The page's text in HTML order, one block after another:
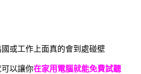
或工作上面真的會到處碰壁
以讓你在家用電腦就能免費試聽